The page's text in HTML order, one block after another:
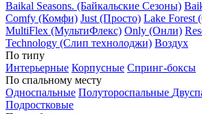
Baikal Seasons. (Байкальские Сезоны)
Comfy (Комфи) Just (Просто) Lake Forest
MultiFlex (МультиФлекс) Only (Онли)
Technology (Слип технолоджи) Воздух
По типу
Интерьерные Корпусные Спринг-боксы
По спальному месту
Односпальные Полутороспальные
Подростковые